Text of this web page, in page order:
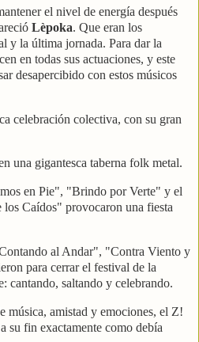
el nivel de energía después
Lèpoka. Que eran los
y la última jornada. Para dar la
en todas sus actuaciones, y este
desapercibido con estos músicos
celebración colectiva, con su gran
una gigantesca taberna folk metal.
en Pie", "Brindo por Verte" y el
Caídos" provocaron una fiesta
al Andar", "Contra Viento y
para cerrar el festival de la
cantando, saltando y celebrando.
música, amistad y emociones, el Z!
su fin exactamente como debía